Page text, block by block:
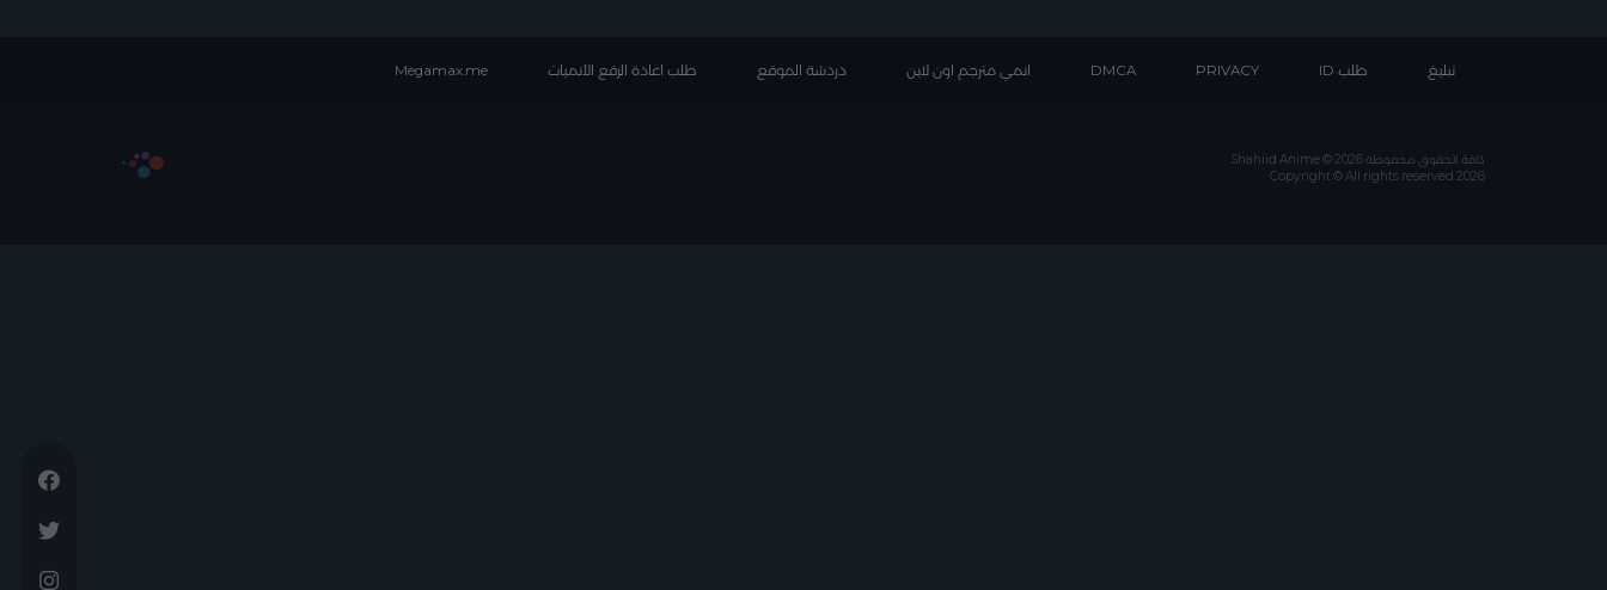
تبليغ طلب ID PRIVACY
DMCA انمي مترجم اون لاين دردشة الموقع طلب اعادة الرفع الأنميات Megamax.me
كافة الحقوق محفوظة Shahiid Anime © 2026
Copyright © All rights reserved 2026